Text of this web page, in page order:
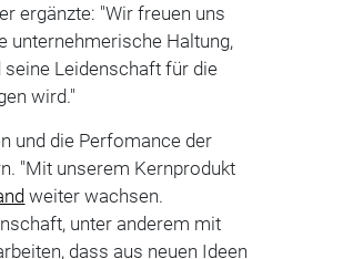
ergänzte: "Wir freuen uns
unternehmerische Haltung,
Leidenschaft für die
wird."
und die Perfomance der
"Mit unserem Kernprodukt
weiter wachsen.
unter anderem mit
dass aus neuen Ideen